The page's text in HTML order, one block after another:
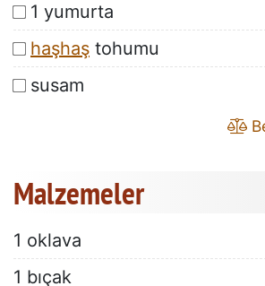
1 yumurta
haşhaş tohumu
susam
Malzemeler
1 oklava
1 bıçak